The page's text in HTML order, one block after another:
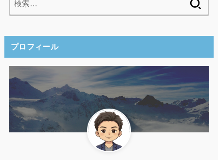
索:
プロフィール